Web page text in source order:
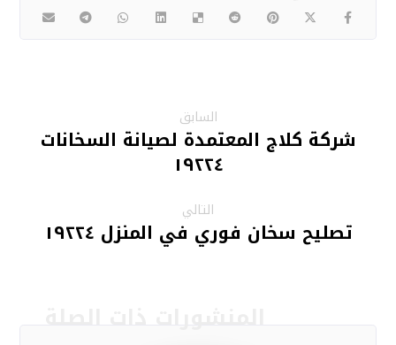
السابق
شركة كلاج المعتمدة لصيانة السخانات
١٩٢٢٤
التالي
تصليح سخان فوري في المنزل ١٩٢٢٤